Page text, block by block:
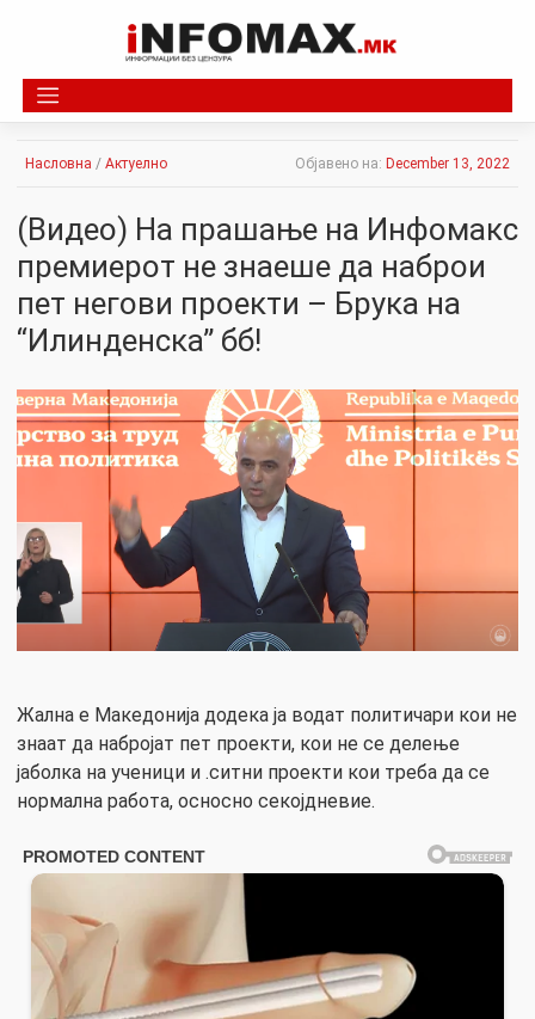
Насловна / Актуелно Објавено на: December 13, 2022
(Видео) На прашање на Инфомакс
премиерот не знаеше да наброи
пет негови проекти – Брука на
“Илинденска” бб!
Жална е Македонија додека ја водат политичари кои не
знаат да набројат пет проекти, кои не се делење
јаболка на ученици и .ситни проекти кои треба да се
нормална работа, осносно секојдневие.